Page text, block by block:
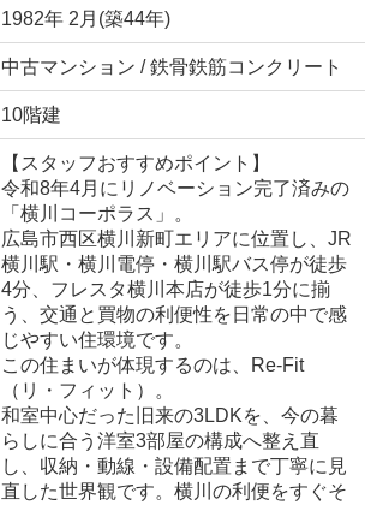
1982年 2月(築44年)
中古マンション / 鉄骨鉄筋コンクリート
10階建
【スタッフおすすめポイント】
令和8年4月にリノベーション完了済みの
「横川コーポラス」。
広島市西区横川新町エリアに位置し、JR
横川駅・横川電停・横川駅バス停が徒歩
4分、フレスタ横川本店が徒歩1分に揃
う、交通と買物の利便性を日常の中で感
じやすい住環境です。
この住まいが体現するのは、Re-Fit
（リ・フィット）。
和室中心だった旧来の3LDKを、今の暮
らしに合う洋室3部屋の構成へ整え直
し、収納・動線・設備配置まで丁寧に見
直した世界観です。横川の利便をすぐそ